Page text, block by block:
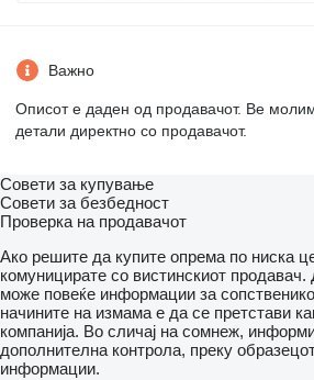
Важно
Описот е даден од продавачот. Ве
детали директно со продавачот.
Совети за купување
Совети за безбедност
Проверка на продавачот
Ако решите да купите опрема по ниска
комуницирате со вистинскиот продавач.
може повеќе информации за
начините на измама е да се претстави
компанија. Во сличај на сомнеж,
дополнителна контрола, преку
информации.